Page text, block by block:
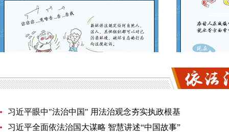
习近平眼中"法治中国" 用法治观念夯实执政根基
习近平全面依法治国大谋略 智慧讲述“中国故事”